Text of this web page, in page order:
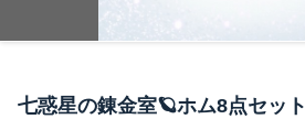
七惑星の錬金室🪐ホム8点セット